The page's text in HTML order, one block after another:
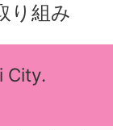
り組み
City.